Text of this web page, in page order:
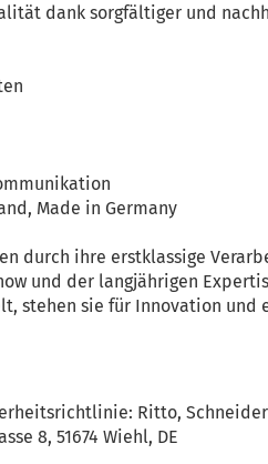
dank sorgfältiger und
Made in Germany
durch ihre erstklassige
und der langjährigen
stehen sie für Innovation und
Ritto,
8, 51674 Wiehl, DE